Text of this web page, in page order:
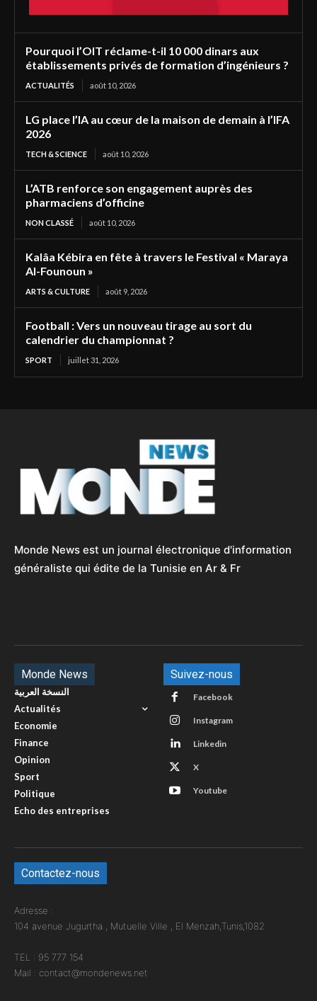
Pourquoi l’OIT réclame-t-il 10 000 dinars aux
établissements privés de formation d’ingénieurs ?
ACTUALITÉS août 10, 2026
LG place l’IA au cœur de la maison de demain à l’IFA
2026
TECH & SCIENCE août 10, 2026
L’ATB renforce son engagement auprès des
pharmaciens d’officine
NON CLASSÉ août 10, 2026
Kalâa Kébira en fête à travers le Festival « Maraya
Al-Founoun »
ARTS & CULTURE août 9, 2026
Football : Vers un nouveau tirage au sort du
calendrier du championnat ?
SPORT juillet 31, 2026
Monde News est un journal électronique d'information
généraliste qui édite de la Tunisie en Ar & Fr
Monde News
النسخة العربية
Actualités
Economie
Finance
Opinion
Sport
Politique
Echo des entreprises
Suivez-nous
Facebook
Instagram
Linkedin
X
Youtube
Contactez-nous
Adresse :
104 avenue Jugurtha , Mutuelle Ville , El Menzah,Tunis,1082
TEL : 95 777 154
Mail : contact@mondenews.net